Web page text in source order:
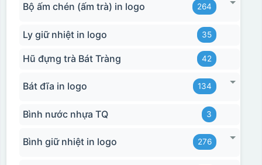
Bộ ấm chén (ấm trà) in logo 264
Ly giữ nhiệt in logo 35
Hũ đựng trà Bát Tràng 42
Bát đĩa in logo 134
Bình nước nhựa TQ 3
Bình giữ nhiệt in logo 276